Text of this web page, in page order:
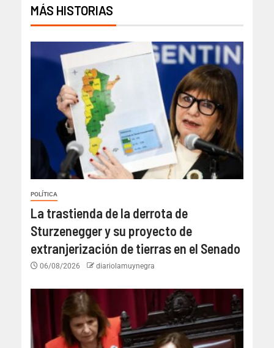
MÁS HISTORIAS
POLÍTICA
La trastienda de la derrota de
Sturzenegger y su proyecto de
extranjerización de tierras en el Senado
06/08/2026 diariolamuynegra